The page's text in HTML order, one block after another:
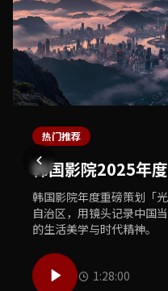
热门推荐
韩国影院2025年
韩国影院年度重磅策划「
自治区，用镜头记录中国
的生活美学与时代精神。
1:28:00
最新上线
韩国影院独家首
追凶》
韩国影院全网独家首播年
聚顶级主创团队，打造国
弦的剧情让观众欲罢不能。
独家专题
韩国影院文化之
工程纪实
韩国影院历时三年跟拍敦
众展示文物修复师的日常
技术，致敬守护文明的工作
体育精选
韩国影院体育盛
彩集锦
韩国影院体育频道精心制
锦，收录每一个激动人心
及赛场上最感人的球员故事
美食推荐
韩国影院美食探
韩国影院美食团队走遍大
饮品牌，用镜头记录传统
独特魅力，唤醒你的味蕾记
50:00